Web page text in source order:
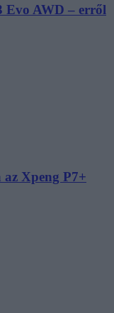
Evo AWD – erről
Xpeng P7+